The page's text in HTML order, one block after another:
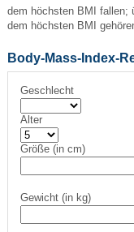
dem höchsten BMI fallen;
dem höchsten BMI
Body-Mass-Index-
Geschlecht
Alter
Größe (in cm)
Gewicht (in kg)